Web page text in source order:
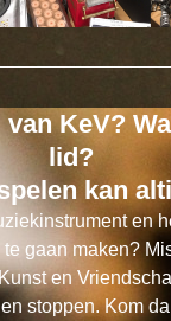
KeV?
lid?
kan
en
gaan maken?
en
stoppen. Kom